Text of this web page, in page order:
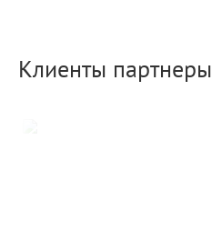
Клиенты партнеры